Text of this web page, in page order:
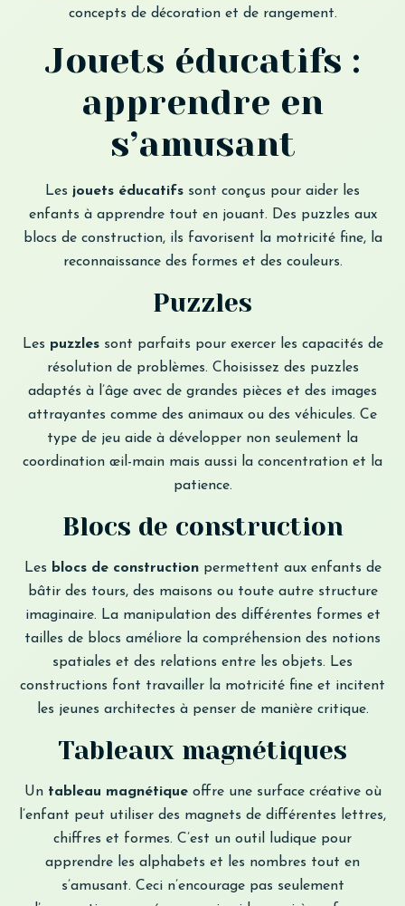
concepts de décoration et de rangement.
Jouets éducatifs :
apprendre en
s’amusant
Les jouets éducatifs sont conçus pour aider les
enfants à apprendre tout en jouant. Des puzzles aux
blocs de construction, ils favorisent la motricité fine, la
reconnaissance des formes et des couleurs.
Puzzles
Les puzzlessont parfaits pour exercer les capacités de
résolution de problèmes. Choisissez des puzzles
adaptés à l’âge avec de grandes pièces et des images
attrayantes comme des animaux ou des véhicules. Ce
type de jeu aide à développer non seulement la
coordination œil-main mais aussi la concentration et la
patience.
Blocs de construction
Les blocs de constructionpermettent aux enfants de
bâtir des tours, des maisons ou toute autre structure
imaginaire. La manipulation des différentes formes et
tailles de blocs améliore la compréhension des notions
spatiales et des relations entre les objets. Les
constructions font travailler la motricité fine et incitent
les jeunes architectes à penser de manière critique.
Tableaux magnétiques
Un tableau magnétiqueoffre une surface créative où
l’enfant peut utiliser des magnets de différentes lettres,
chiffres et formes. C’est un outil ludique pour
apprendre les alphabets et les nombres tout en
s’amusant. Ceci n’encourage pas seulement